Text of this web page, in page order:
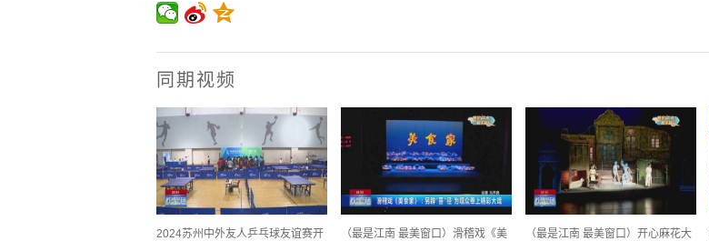
同期视频
2024苏州中外友人乒乓球友谊赛开 （最是江南 最美窗口）滑稽戏《美 （最是江南 最美窗口）开心麻花大